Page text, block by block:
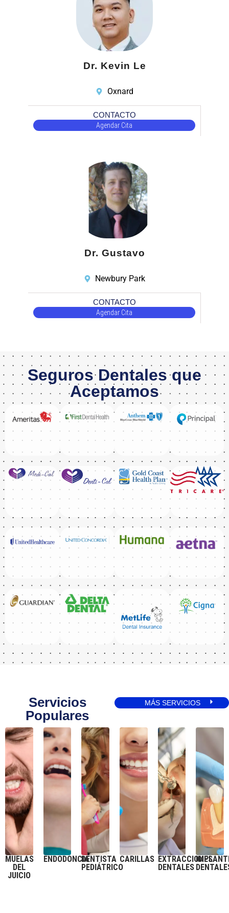
Dr. Kevin Le
Oxnard
CONTACTO
Agendar Cita
Dr. Gustavo
Newbury Park
CONTACTO
Agendar Cita
Seguros Dentales que
Aceptamos
Servicios
Populares
MÁS SERVICIOS
MUELAS
DEL
JUICIO
ENDODONCIADENTISTA
PEDIÁTRICO
CARILLAS EXTRACCIONES
DENTALES